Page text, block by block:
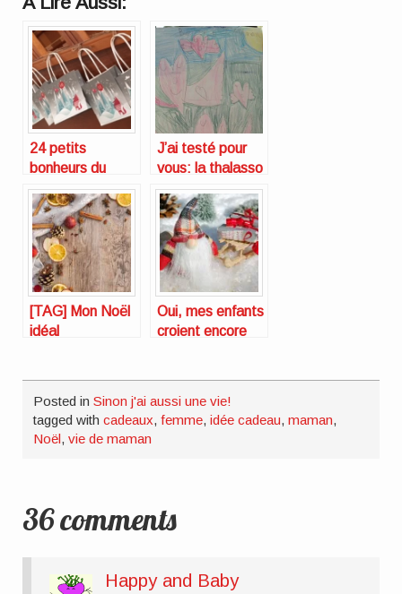
24 petits
bonheurs du
quotidien pour
attendre Noël :
mon calendrier
de l’Avent [TAG]
J’ai testé pour
vous: la thalasso
pour future
maman
[TAG] Mon Noël
idéal
Oui, mes enfants
croient encore
Posted inSinon j'ai aussi une vie!
tagged withcadeaux,femme,idée cadeau,maman,
Noël,vie de maman
36 comments
Happy and Baby